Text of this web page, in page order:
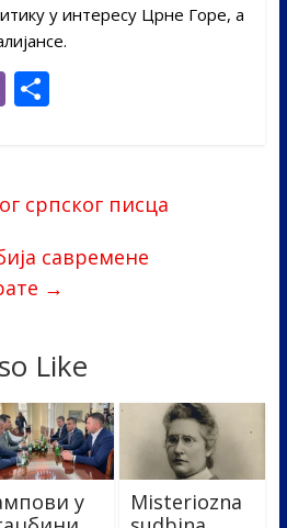
у интересу Црне Горе, а
Vi S
e
српског писца
савремене
→
Like
у
Misteriozna